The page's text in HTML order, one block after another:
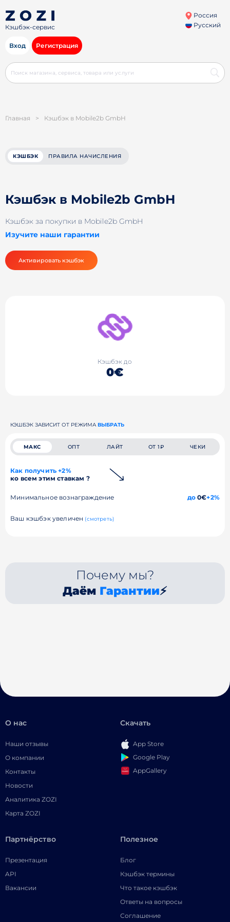
Кэшбэк-сервис
Россия
Русский
Вход Регистрация
Главная > Кэшбэк в Mobile2b GmbH
КЭШБЭК ПРАВИЛА НАЧИСЛЕНИЯ
Кэшбэк в Mobile2b GmbH
Кэшбэк за покупки в Mobile2b GmbH
Изучите наши гарантии
Активировать кэшбэк
Кэшбэк до
0€
КЭШБЭК ЗАВИСИТ ОТ РЕЖИМА ВЫБРАТЬ
МАКС ОПТ ЛАЙТ ОТ 1₽ ЧЕКИ
Как получить +2%
ко всем этим ставкам ?
Минимальное вознаграждение до0€+2%
Ваш кэшбэк увеличен (смотреть)
Почему мы?
Даём Гарантии⚡
О нас
Наши отзывы
О компании
Контакты
Новости
Аналитика ZOZI
Карта ZOZI
Скачать
App Store
Google Play
AppGallery
Партнёрство
Презентация
API
Вакансии
Полезное
Блог
Кэшбэк термины
Что такое кэшбэк
Ответы на вопросы
Соглашение